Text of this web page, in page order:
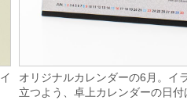
オリジナルカレンダーの6月。イ
立つよう、卓上カレンダーの日